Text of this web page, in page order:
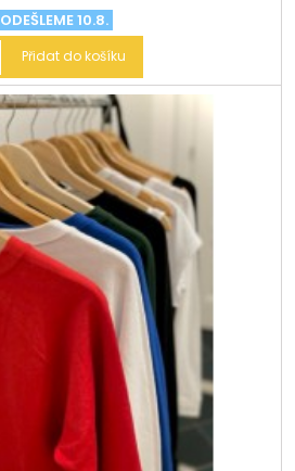
ODEŠLEME 10.8.
Přidat do košíku